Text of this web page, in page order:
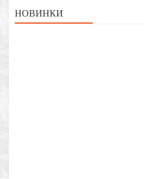
НОВИНКИ